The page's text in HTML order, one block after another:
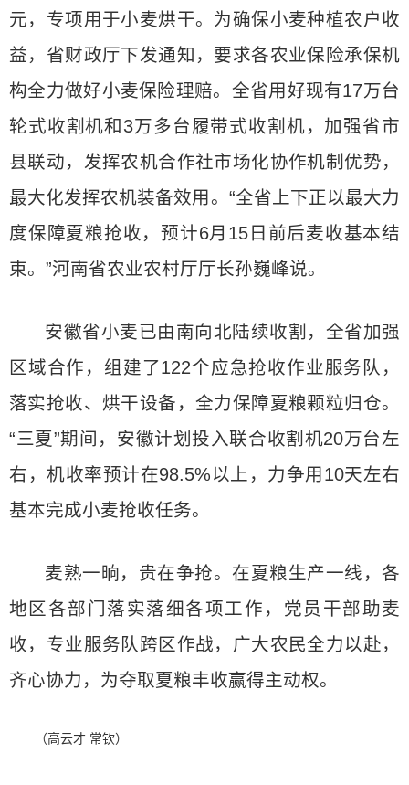
元，专项用于小麦烘干。为确保小麦种植农户收
益，省财政厅下发通知，要求各农业保险承保机
构全力做好小麦保险理赔。全省用好现有17万台
轮式收割机和3万多台履带式收割机，加强省市
县联动，发挥农机合作社市场化协作机制优势，
最大化发挥农机装备效用。“全省上下正以最大力
度保障夏粮抢收，预计6月15日前后麦收基本结
束。”河南省农业农村厅厅长孙巍峰说。
安徽省小麦已由南向北陆续收割，全省加强
区域合作，组建了122个应急抢收作业服务队，
落实抢收、烘干设备，全力保障夏粮颗粒归仓。
“三夏”期间，安徽计划投入联合收割机20万台左
右，机收率预计在98.5%以上，力争用10天左右
基本完成小麦抢收任务。
麦熟一晌，贵在争抢。在夏粮生产一线，各
地区各部门落实落细各项工作，党员干部助麦
收，专业服务队跨区作战，广大农民全力以赴，
齐心协力，为夺取夏粮丰收赢得主动权。
（高云才 常钦）